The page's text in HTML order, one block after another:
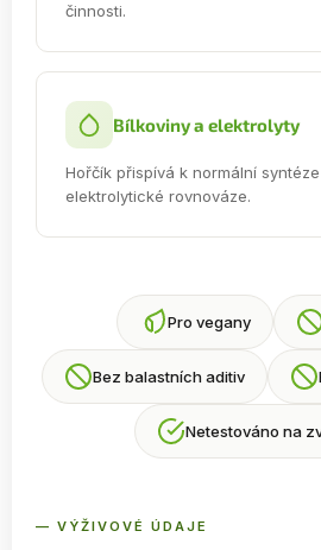
činnosti.
Bílkoviny a elektrolyty
Hořčík přispívá k normální
elektrolytické rovnováze.
Pro vegany
Bez balastních aditiv
Netestováno na
— VÝŽIVOVÉ ÚDAJE